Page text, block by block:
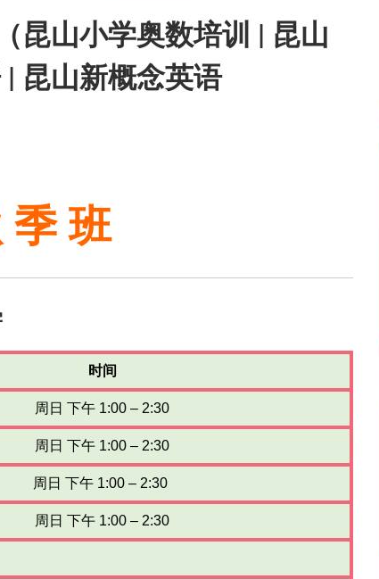
昆山小学奥数培训 | 昆山
昆山新概念英语
季 班
时间
周日 下午 1:00 – 2:30
周日 下午 1:00 – 2:30
周日 下午 1:00 – 2:30
周日 下午 1:00 – 2:30